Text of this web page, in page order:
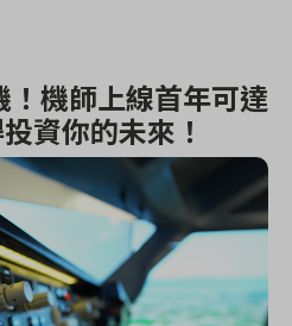
機師上線首年可達
資你的未來！